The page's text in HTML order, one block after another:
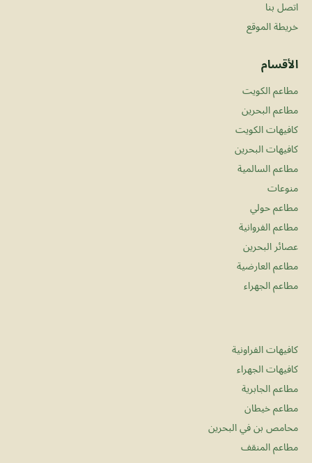
اتصل بنا
خريطة الموقع
الأقسام
مطاعم الكويت
مطاعم البحرين
كافيهات الكويت
كافيهات البحرين
مطاعم السالمية
منوعات
مطاعم حولي
مطاعم الفروانية
عصائر البحرين
مطاعم العارضية
مطاعم الجهراء
كافيهات الفراونية
كافيهات الجهراء
مطاعم الجابرية
مطاعم خيطان
محامص بن في البحرين
مطاعم المنقف